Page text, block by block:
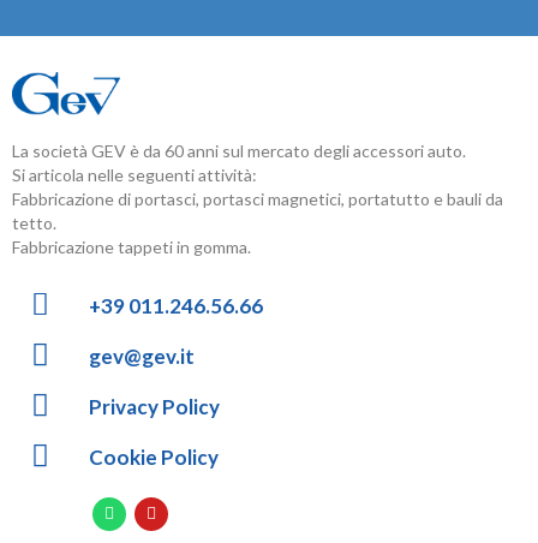
La società GEV è da 60 anni sul mercato degli accessori auto.
Si articola nelle seguenti attività:
Fabbricazione di portasci, portasci magnetici, portatutto e bauli da
tetto.
Fabbricazione tappeti in gomma.
+39 011.246.56.66
gev@gev.it
Privacy Policy
Cookie Policy